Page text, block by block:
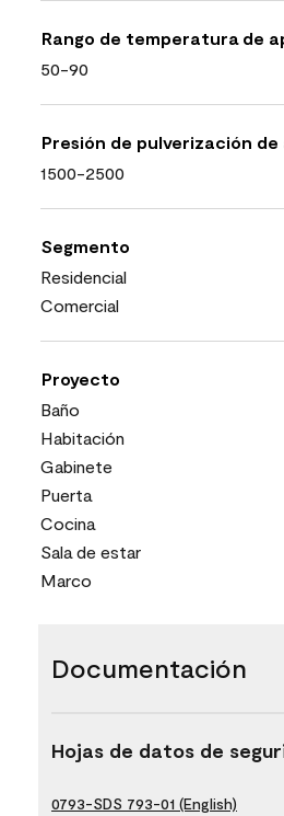
Rango de temperatura de
50-90
Presión de pulverización de
1500-2500
Segmento
Residencial
Comercial
Proyecto
Baño
Habitación
Gabinete
Puerta
Cocina
Sala de estar
Marco
Documentación
Hojas de datos de
0793-SDS 793-01 (English)